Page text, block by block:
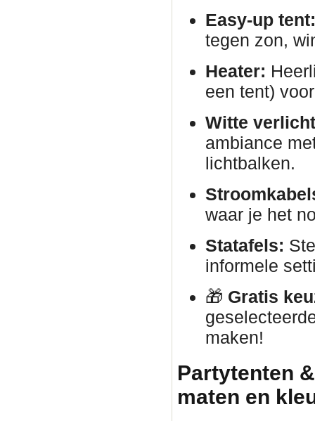
Easy-up tent:
tegen zon,
Heater:
een tent)
Witte
ambiance
lichtbalken.
waar je het
Statafels:
informele
🎁 Gratis
maken!
Partytenten
maten en